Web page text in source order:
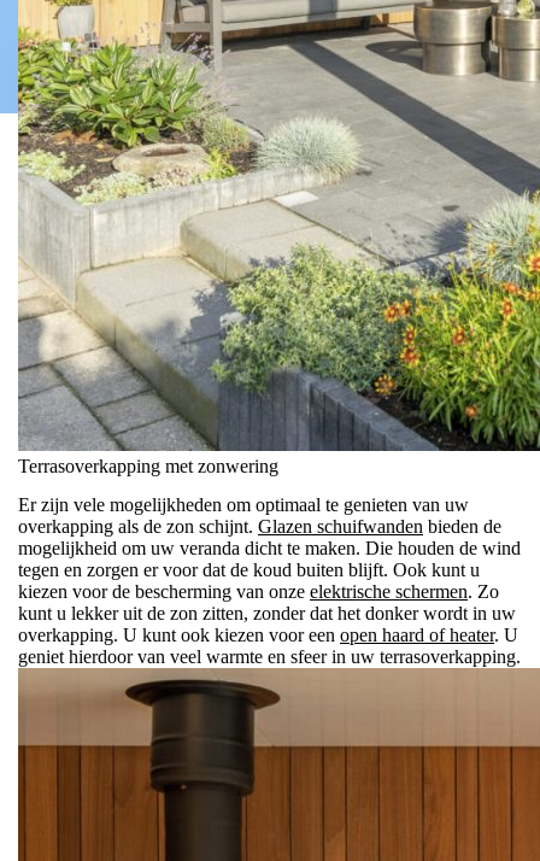
Terrasoverkapping met zonwering
Er zijn vele mogelijkheden om optimaal te genieten van uw
overkapping als de zon schijnt. Glazen schuifwanden bieden de
mogelijkheid om uw veranda dicht te maken. Die houden de wind
tegen en zorgen er voor dat de koud buiten blijft. Ook kunt u
kiezen voor de bescherming van onze elektrische schermen. Zo
kunt u lekker uit de zon zitten, zonder dat het donker wordt in uw
overkapping. U kunt ook kiezen voor een open haard of heater. U
geniet hierdoor van veel warmte en sfeer in uw terrasoverkapping.